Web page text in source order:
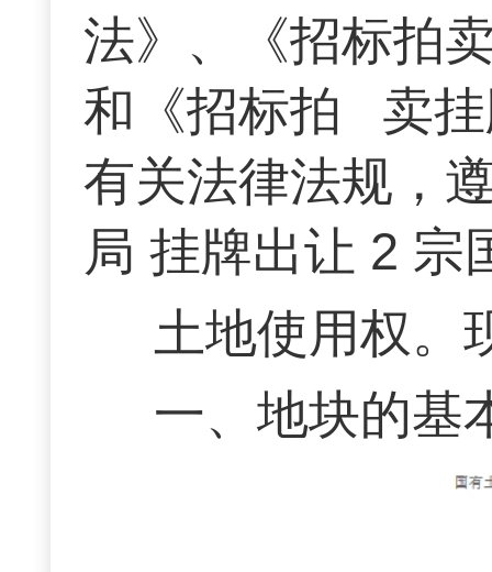
法》、《招标拍
和《招标拍 卖挂
有关法律法规，
局 挂牌出让 2 宗
土地使用权。
一、地块的基